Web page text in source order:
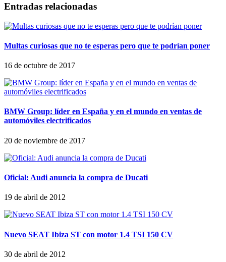
Entradas relacionadas
Multas curiosas que no te esperas pero que te podrían poner
16 de octubre de 2017
BMW Group: líder en España y en el mundo en ventas de
automóviles electrificados
20 de noviembre de 2017
Oficial: Audi anuncia la compra de Ducati
19 de abril de 2012
Nuevo SEAT Ibiza ST con motor 1.4 TSI 150 CV
30 de abril de 2012